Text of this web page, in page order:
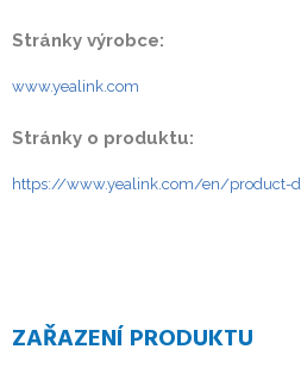
Stránky výrobce:
www.yealink.com
Stránky o produktu:
https://www.yealink.com/en/product-
ZAŘAZENÍ PRODUKTU